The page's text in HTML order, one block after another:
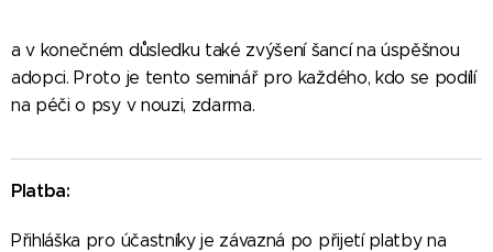
a v konečném důsledku také zvýšení šancí na úspěšnou
adopci. Proto je tento seminář pro každého, kdo se podílí
na péči o psy v nouzi, zdarma.
Platba:
Přihláška pro účastníky je závazná po přijetí platby na